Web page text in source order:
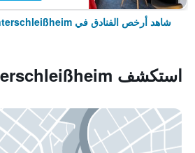
شاهد أرخص الفنادق في Unterschleißheim
استكشف Unterschleißheim